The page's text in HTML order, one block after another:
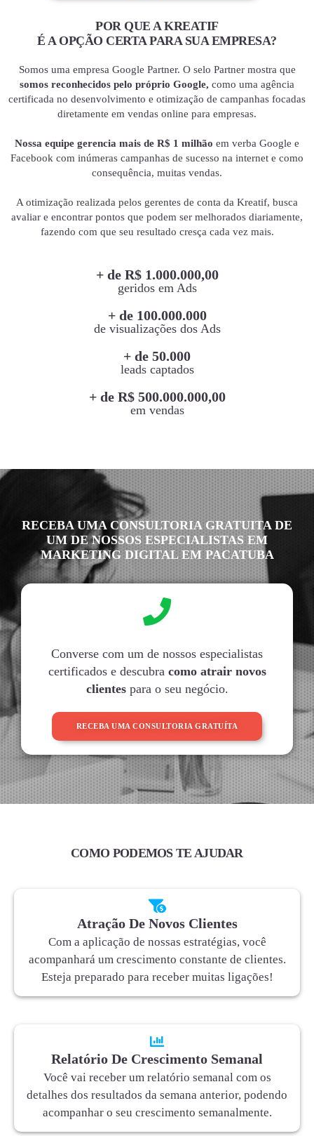
POR QUE A KREATIF
É A OPÇÃO CERTA PARA SUA EMPRESA?
Somos uma empresa Google Partner. O selo Partner mostra que
somos reconhecidos pelo próprio Google, como uma agência
certificada no desenvolvimento e otimização de campanhas focadas
diretamente em vendas online para empresas.
Nossa equipe gerencia mais de R$ 1 milhão em verba Google e
Facebook com inúmeras campanhas de sucesso na internet e como
consequência, muitas vendas.
A otimização realizada pelos gerentes de conta da Kreatif, busca
avaliar e encontrar pontos que podem ser melhorados diariamente,
fazendo com que seu resultado cresça cada vez mais.
+ de R$ 1.000.000,00
geridos em Ads
+ de 100.000.000
de visualizações dos Ads
+ de 50.000
leads captados
+ de R$ 500.000.000,00
em vendas
RECEBA UMA CONSULTORIA GRATUITA DE
UM DE NOSSOS ESPECIALISTAS EM
MARKETING DIGITAL EM PACATUBA
Converse com um de nossos especialistas
certificados e descubra como atrair novos
clientespara o seu negócio.
RECEBA UMA CONSULTORIA GRATUÍTA
COMO PODEMOS TE AJUDAR
Atração De Novos Clientes
Com a aplicação de nossas estratégias, você
acompanhará um crescimento constante de clientes.
Esteja preparado para receber muitas ligações!
Relatório De Crescimento Semanal
Você vai receber um relatório semanal com os
detalhes dos resultados da semana anterior, podendo
acompanhar o seu crescimento semanalmente.